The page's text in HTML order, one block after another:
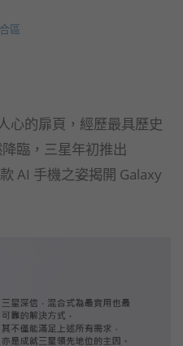
區
心的扉頁，經歷最具歷史
臨，三星年初推出
AI 手機之姿揭開 Galaxy